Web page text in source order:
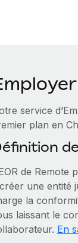
service
plan en
de
une entité
la
laissant le
En